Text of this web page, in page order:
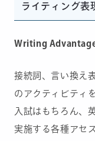
ライティング表
Writing
接続詞、言い換え
のアクティビティ
入試はもちろん、
実施する各種アセ